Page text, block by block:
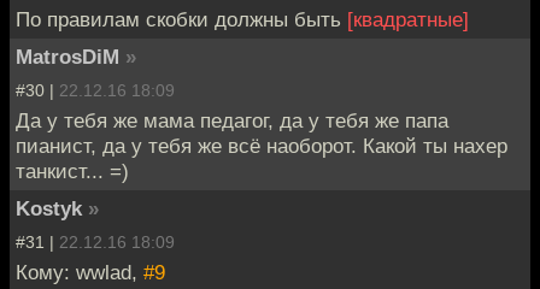
По правилам скобки должны быть [квадратные]
MatrosDiM »
#30 | 22.12.16 18:09
Да у тебя же мама педагог, да у тебя же папа
пианист, да у тебя же всё наоборот. Какой ты нахер
танкист... =)
Kostyk »
#31 | 22.12.16 18:09
Кому: wwlad, #9